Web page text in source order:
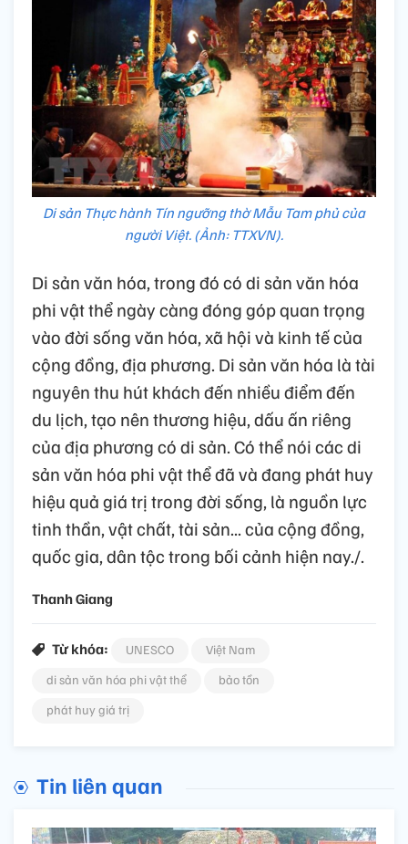
Di sản Thực hành Tín ngưỡng thờ Mẫu Tam phủ của
người Việt. (Ảnh: TTXVN).
Di sản văn hóa, trong đó có di sản văn hóa
phi vật thể ngày càng đóng góp quan trọng
vào đời sống văn hóa, xã hội và kinh tế của
cộng đồng, địa phương. Di sản văn hóa là tài
nguyên thu hút khách đến nhiều điểm đến
du lịch, tạo nên thương hiệu, dấu ấn riêng
của địa phương có di sản. Có thể nói các di
sản văn hóa phi vật thể đã và đang phát huy
hiệu quả giá trị trong đời sống, là nguồn lực
tinh thần, vật chất, tài sản... của cộng đồng,
quốc gia, dân tộc trong bối cảnh hiện nay./.
Thanh Giang
Từ khóa: UNESCO
Việt Nam
di sản văn hóa phi vật thể
bảo tồn
phát huy giá trị
Tin liên quan